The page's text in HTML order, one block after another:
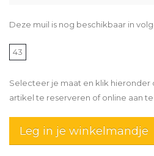
Deze muil is nog beschikbaar in
43
Selecteer je maat en klik
artikel te reserveren of online aan te
Leg in je winkelmandje